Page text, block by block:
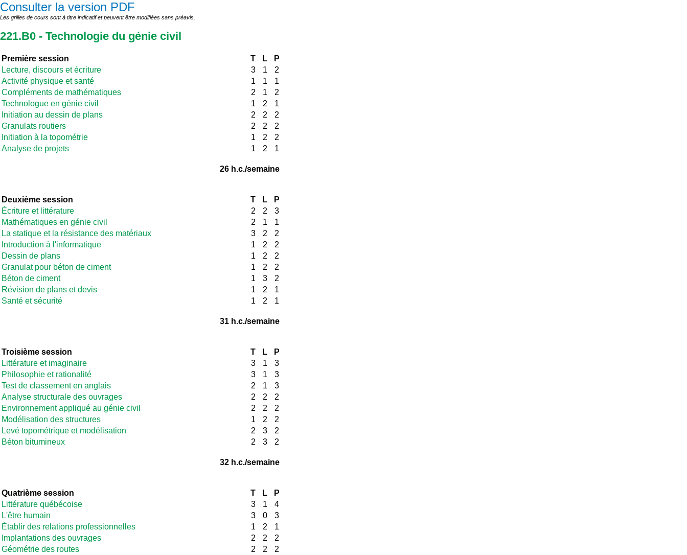
Consulter la version PDF
Les grilles de cours sont à titre indicatif et peuvent être modifiées sans préavis.
221.B0 - Technologie du génie civil
Première session T L
P
Lecture, discours et écriture
3 1
2
Activité physique et santé
1 1
1
Compléments de mathématiques
2 1
2
Technologue en génie civil
1 2
1
Initiation au dessin de plans
2 2
2
Granulats routiers
2 2
2
Initiation à la topométrie
1 2
2
Analyse de projets
1 2 1
26 h.c./semaine
Deuxième session T L
P
Écriture et littérature
2 2
3
Mathématiques en génie civil
2 1
1
La statique et la résistance des matériaux
3 2
2
Introduction à l'informatique
1 2
2
Dessin de plans
1 2
2
Granulat pour béton de ciment
1 2
2
Béton de ciment
1 3
2
Révision de plans et devis
1 2
1
Santé et sécurité
1 2 1
31 h.c./semaine
Troisième session T L
P
Littérature et imaginaire
3 1
3
Philosophie et rationalité
3 1
3
Test de classement en anglais
2 1
3
Analyse structurale des ouvrages
2 2
2
Environnement appliqué au génie civil
2 2
2
Modélisation des structures
1 2
2
Levé topométrique et modélisation
2 3
2
Béton bitumineux
2 3 2
32 h.c./semaine
Quatrième session T L
P
Littérature québécoise
3 1
4
L'être humain
3 0
3
Établir des relations professionnelles
1 2
1
Implantations des ouvrages
2 2
2
Géométrie des routes
2 2
2